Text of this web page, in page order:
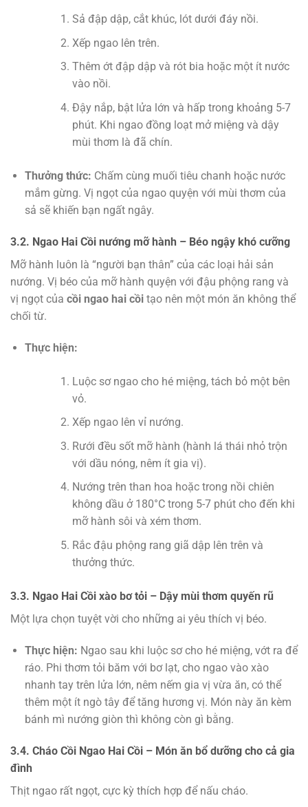
Sả đập dập, cắt khúc, lót dưới đáy nồi.
Xếp ngao lên trên.
Thêm ớt đập dập và rót bia hoặc một ít nước
vào nồi.
Đậy nắp, bật lửa lớn và hấp trong khoảng 5-7
phút. Khi ngao đồng loạt mở miệng và dậy
mùi thơm là đã chín.
Thưởng thức: Chấm cùng muối tiêu chanh hoặc nước
mắm gừng. Vị ngọt của ngao quyện với mùi thơm của
sả sẽ khiến bạn ngất ngây.
3.2. Ngao Hai Cồi nướng mỡ hành – Béo ngậy khó cưỡng
Mỡ hành luôn là “người bạn thân” của các loại hải sản
nướng. Vị béo của mỡ hành quyện với đậu phộng rang và
vị ngọt của cồi ngao hai cồi tạo nên một món ăn không thể
chối từ.
Thực hiện:
Luộc sơ ngao cho hé miệng, tách bỏ một bên
vỏ.
Xếp ngao lên vỉ nướng.
Rưới đều sốt mỡ hành (hành lá thái nhỏ trộn
với dầu nóng, nêm ít gia vị).
Nướng trên than hoa hoặc trong nồi chiên
không dầu ở 180°C trong 5-7 phút cho đến khi
mỡ hành sôi và xém thơm.
Rắc đậu phộng rang giã dập lên trên và
thưởng thức.
3.3. Ngao Hai Cồi xào bơ tỏi – Dậy mùi thơm quyến rũ
Một lựa chọn tuyệt vời cho những ai yêu thích vị béo.
Thực hiện: Ngao sau khi luộc sơ cho hé miệng, vớt ra để
ráo. Phi thơm tỏi băm với bơ lạt, cho ngao vào xào
nhanh tay trên lửa lớn, nêm nếm gia vị vừa ăn, có thể
thêm một ít ngò tây để tăng hương vị. Món này ăn kèm
bánh mì nướng giòn thì không còn gì bằng.
3.4. Cháo Cồi Ngao Hai Cồi – Món ăn bổ dưỡng cho cả gia
đình
Thịt ngao rất ngọt, cực kỳ thích hợp để nấu cháo.